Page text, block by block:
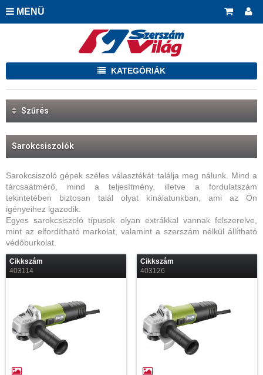
MENÜ
KATEGÓRIÁK
Szűrés
Sarokcsiszolók
Sarokcsiszoló gépek széles választékát találja meg nálunk. Mind a
tárcsaátmérő, mind a teljesítmény, illetve a fordulatszám
tekintetében biztosan talál olyat kínálatunkban, ami az Ön
igényeihez igazodik.
Egyes sarokcsiszoló típusok olyan extrákkal vannak felszerelve,
mint az elfordítható markolat, valamint a szerszám nélkül állítható
védőburkolat.
Cikkszám
403114
Cikkszám
403126